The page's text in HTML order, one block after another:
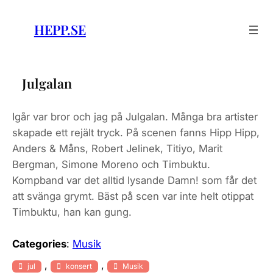
content
HEPP.SE
Julgalan
Igår var bror och jag på Julgalan. Många bra artister
skapade ett rejält tryck. På scenen fanns Hipp Hipp,
Anders & Måns, Robert Jelinek, Titiyo, Marit
Bergman, Simone Moreno och Timbuktu.
Kompband var det alltid lysande Damn! som får det
att svänga grymt. Bäst på scen var inte helt otippat
Timbuktu, han kan gung.
Categories: Musik
jul , konsert , Musik